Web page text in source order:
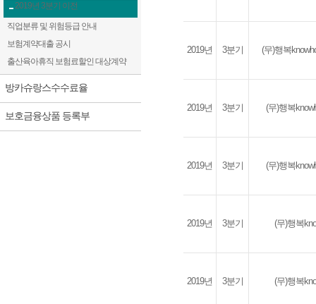
2019년 3분기 이전
직업분류 및 위험등급 안내
보험계약대출 공시
출산육아휴직 보험료할인 대상계약
방카슈랑스수수료율
보호금융상품 등록부
2019년 3분기 (무)행복
2019년 3분기 (무)행복
2019년 3분기 (무)행복
2019년 3분기 (무)행복
2019년 3분기 (무)행복